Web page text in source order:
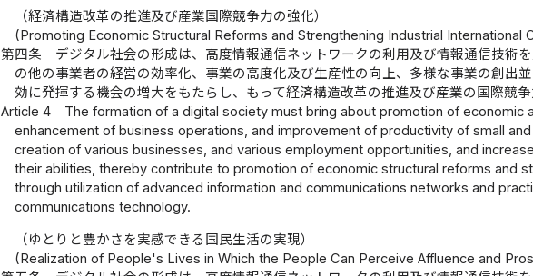
（経済構造改革の推進及び産業国際競争力の強化）
(Promoting Economic Structural Reforms and Strengthening Industrial International
第四条
デジタル社会の形成は、高度情報通信ネットワークの利用及び情報通信技術
の他の事業者の経営の効率化、事業の高度化及び生産性の向上、多様な事業の創出
効に発揮する機会の増大をもたらし、もって経済構造改革の推進及び産業の国際競
Article 4
The formation of a digital society must bring about promotion of
enhancement of business operations, and improvement of productivity of small
creation of various businesses, and various employment opportunities, and
their abilities, thereby contribute to promotion of economic structural reforms and
through utilization of advanced information and communications networks and
communications technology.
（ゆとりと豊かさを実感できる国民生活の実現）
(Realization of People's Lives in Which the People Can Perceive Affluence and